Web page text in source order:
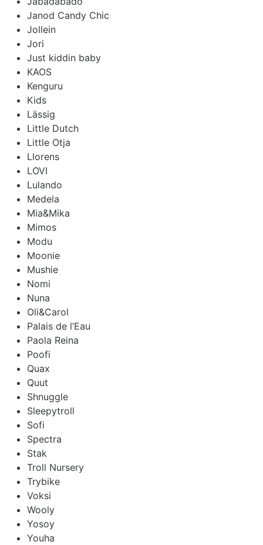
Janod Candy Chic
Jollein
Jori
Just kiddin baby
KAOS
Kenguru
Kids
Lässig
Little Dutch
Little Otja
Llorens
LOVI
Lulando
Medela
Mia&Mika
Mimos
Modu
Moonie
Mushie
Nomi
Nuna
Oli&Carol
Palais de l’Eau
Paola Reina
Poofi
Quax
Quut
Shnuggle
Sleepytroll
Sofi
Spectra
Stak
Troll Nursery
Trybike
Voksi
Wooly
Yosoy
Youha